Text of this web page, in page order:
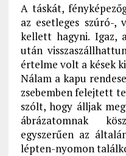
A táskát,
az esetleges szúró-,
kellett hagyni. Igaz,
után
értelme volt a kések
Nálam a kapu
zsebemben felejtett
szólt, hogy álljak
ábrázatomnak
egyszerűen az
lépten-nyomon